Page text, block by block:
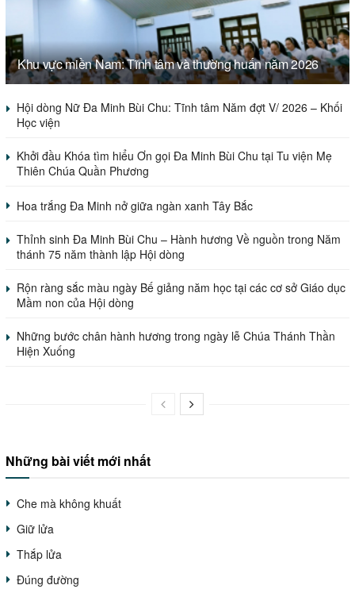
Khu vực miền Nam: Tĩnh tâm và thường huấn năm 2026
Hội dòng Nữ Đa Minh Bùi Chu: Tĩnh tâm Năm đợt V/ 2026 – Khối
Học viện
Khởi đầu Khóa tìm hiểu Ơn gọi Đa Minh Bùi Chu tại Tu viện Mẹ
Thiên Chúa Quần Phương
Hoa trắng Đa Minh nở giữa ngàn xanh Tây Bắc
Thỉnh sinh Đa Minh Bùi Chu – Hành hương Về nguồn trong Năm
thánh 75 năm thành lập Hội dòng
Rộn ràng sắc màu ngày Bế giảng năm học tại các cơ sở Giáo dục
Mầm non của Hội dòng
Những bước chân hành hương trong ngày lễ Chúa Thánh Thần
Hiện Xuống
Những bài viết mới nhất
Che mà không khuất
Giữ lửa
Thắp lửa
Đúng đường